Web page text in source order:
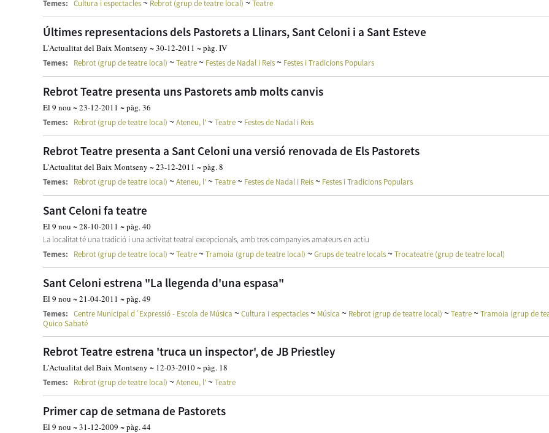
Temes: Cultura i espectacles~ Rebrot (grup de teatre local) ~Teatre
Últimes representacions dels Pastorets a Llinars, Sant Celoni i a Sant Esteve
L'Actualitat del Baix Montseny ~ 30-12-2011 ~ pàg. IV
Temes: Rebrot (grup de teatre local) ~Teatre~ Festes de Nadal i Reis~ Festes i Tradicions Populars
Rebrot Teatre presenta uns Pastorets amb molts canvis
El 9 nou ~ 23-12-2011 ~ pàg. 36
Temes: Rebrot (grup de teatre local) ~Ateneu, l'~Teatre~ Festes de Nadal i Reis
Rebrot Teatre presenta a Sant Celoni una versió renovada de Els Pastorets
L'Actualitat del Baix Montseny ~ 23-12-2011 ~ pàg. 8
Temes: Rebrot (grup de teatre local) ~Ateneu, l'~Teatre~ Festes de Nadal i Reis~ Festes i Tradicions Populars
Sant Celoni fa teatre
El 9 nou ~ 28-10-2011 ~ pàg. 40
La localitat té una tradició i una activitat teatral excepcionals, amb tres companyies amateurs en actiu
Temes:
Rebrot (grup de teatre local) ~Teatre~Tramoia (grup de teatre local) ~Grups de teatre locals~Trocateatre (grup de teatre local)
Sant Celoni estrena "La llegenda d'una espasa"
El 9 nou ~ 21-04-2011 ~ pàg. 49
Temes: Centre Municipal d´Expressió - Escola de Música ~Cultura i espectacles~ Música ~ Rebrot (grup de teatre local) ~Teatre~Tramoia (grup de
Quico Sabaté
Rebrot Teatre estrena 'truca un inspector', de JB Priestley
L'Actualitat del Baix Montseny ~ 12-03-2010 ~ pàg. 18
Temes: Rebrot (grup de teatre local) ~Ateneu, l'~Teatre
Primer cap de setmana de Pastorets
El 9 nou ~ 31-12-2009 ~ pàg. 44